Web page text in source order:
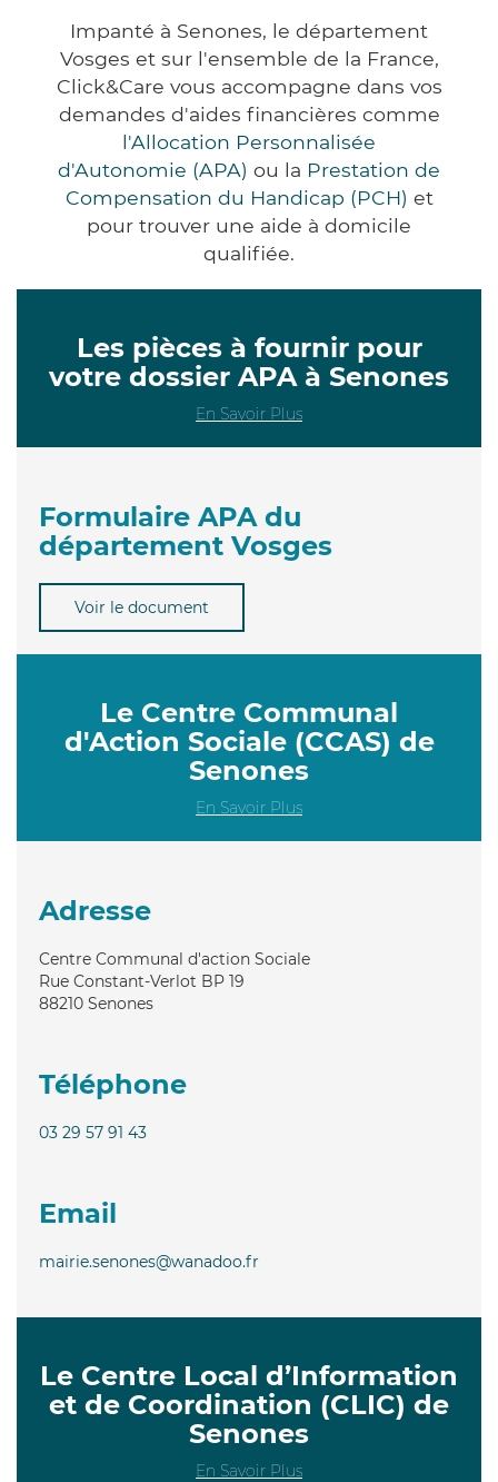
Impanté à Senones, le département
Vosges et sur l'ensemble de la France,
Click&Care vous accompagne dans vos
demandes d'aides financières comme
l'Allocation Personnalisée
d'Autonomie (APA) ou la Prestation de
Compensation du Handicap (PCH) et
pour trouver une aide à domicile
qualifiée.
Les pièces à fournir pour
votre dossier APA à Senones
En Savoir Plus
Formulaire APA du
département Vosges
Voir le document
Le Centre Communal
d'Action Sociale (CCAS) de
Senones
En Savoir Plus
Adresse
Centre Communal d'action Sociale
Rue Constant-Verlot BP 19
88210 Senones
Téléphone
03 29 57 91 43
Email
mairie.senones@wanadoo.fr
Le Centre Local d’Information
et de Coordination (CLIC) de
Senones
En Savoir Plus